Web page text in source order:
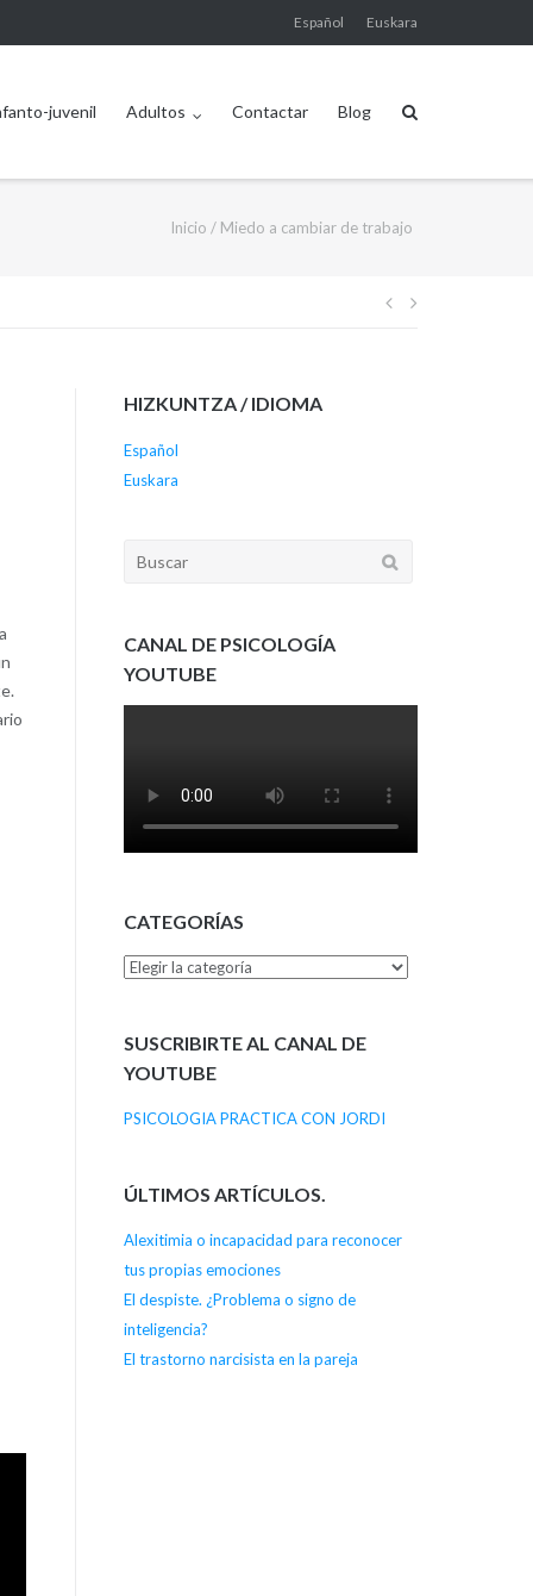
Español Euskara
juvenil Adultos Contactar Blog
Inicio / Miedo a cambiar de trabajo
Navegación
HIZKUNTZA / IDIOMA
Español
Euskara
Buscar:
CANAL DE PSICOLOGÍA
YOUTUBE
CATEGORÍAS
Categorías
SUSCRIBIRTE AL CANAL DE
YOUTUBE
PSICOLOGIA PRACTICA CON JORDI
ÚLTIMOS ARTÍCULOS.
Alexitimia o incapacidad para reconocer
tus propias emociones
El despiste. ¿Problema o signo de
inteligencia?
El trastorno narcisista en la pareja